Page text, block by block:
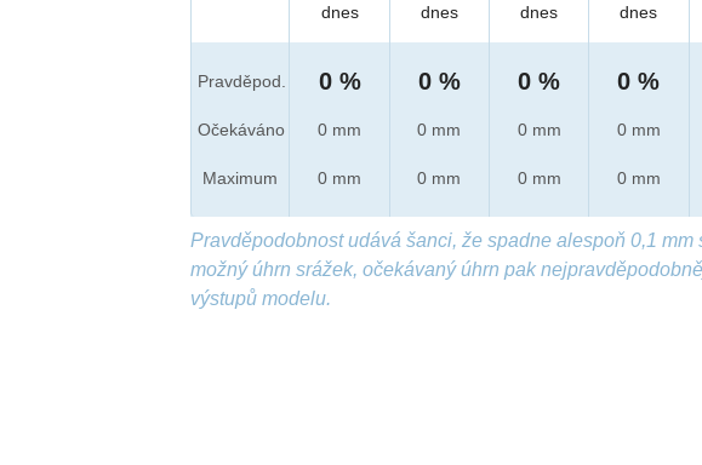
Pravděpod.
Očekáváno
Maximum
dnes
0 %
0 mm
0 mm
dnes
0 %
0 mm
0 mm
dnes
0 %
0 mm
0 mm
dnes
0 %
0 mm
0 mm
Pravděpodobnost udává šanci, že spadne alespoň 0,1
možný úhrn srážek, očekávaný úhrn pak
výstupů modelu.